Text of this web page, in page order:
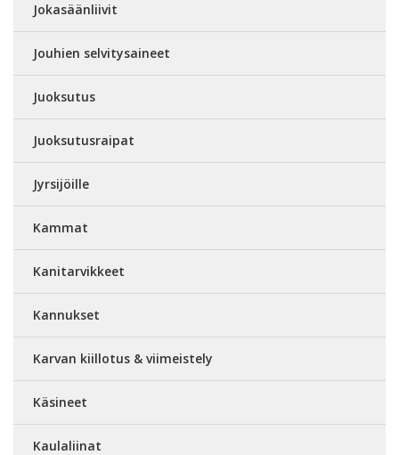
Jokasäänliivit
Jouhien selvitysaineet
Juoksutus
Juoksutusraipat
Jyrsijöille
Kammat
Kanitarvikkeet
Kannukset
Karvan kiillotus & viimeistely
Käsineet
Kaulaliinat